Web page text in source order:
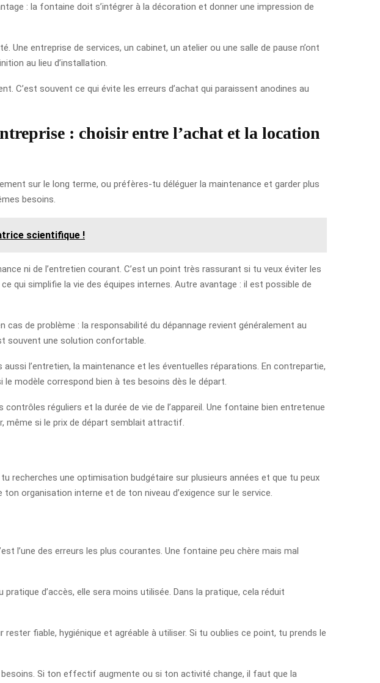
: la fontaine doit s’intégrer à la décoration et donner une impression de
Une entreprise de services, un cabinet, un atelier ou une salle de pause n’ont
au lieu d’installation.
C’est souvent ce qui évite les erreurs d’achat qui paraissent anodines au
: choisir entre l’achat et la location
sur le long terme, ou préfères-tu déléguer la maintenance et garder plus
besoins.
scientifique !
ni de l’entretien courant. C’est un point très rassurant si tu veux éviter les
qui simplifie la vie des équipes internes. Autre avantage : il est possible de
de problème : la responsabilité du dépannage revient généralement au
souvent une solution confortable.
l’entretien, la maintenance et les éventuelles réparations. En contrepartie,
modèle correspond bien à tes besoins dès le départ.
réguliers et la durée de vie de l’appareil. Une fontaine bien entretenue
même si le prix de départ semblait attractif.
recherches une optimisation budgétaire sur plusieurs années et que tu peux
organisation interne et de ton niveau d’exigence sur le service.
l’une des erreurs les plus courantes. Une fontaine peu chère mais mal
d’accès, elle sera moins utilisée. Dans la pratique, cela réduit
fiable, hygiénique et agréable à utiliser. Si tu oublies ce point, tu prends le
Si ton effectif augmente ou si ton activité change, il faut que la